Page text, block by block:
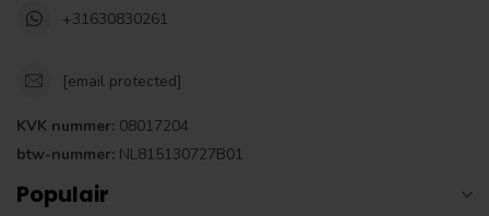
+31630830261
[email protected]
KVK nummer: 08017204
btw-nummer: NL815130727B01
Populair